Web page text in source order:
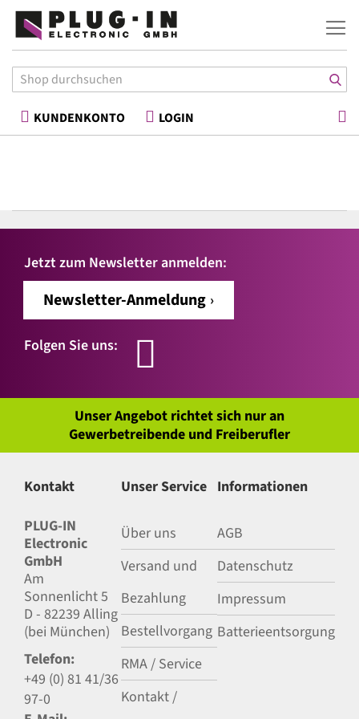
KUNDENKONTO LOGIN
Jetzt zum Newsletter anmelden:
Newsletter-Anmeldung
Folgen Sie uns:
Unser Angebot richtet sich nur an
Gewerbetreibende und Freiberufler
Kontakt
PLUG-IN
Electronic
GmbH
Am
Sonnenlicht 5
D - 82239 Alling
(bei München)
Telefon:
+49 (0) 81 41/36
97-0
Unser Service
Über uns
Versand und
Bezahlung
Bestellvorgang
RMA / Service
Kontakt /
Informationen
AGB
Datenschutz
Impressum
Batterieentsorgung